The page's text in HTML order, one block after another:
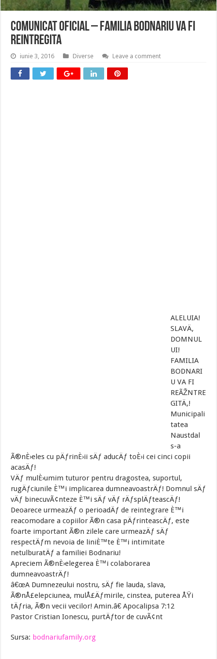
Comunicat Oficial – Familia Bodnariu va fi
reintregita
iunie 3, 2016 Diverse Leave a comment
ALELUIA!
SLAVÄ‚
DOMNUL
UI!
FAMILIA
BODNARI
U VA FI
REÃŽNTRE
GITÄ‚!
Municipali
tatea
Naustdal
s-a
Ã®nÈ›eles cu pÄƒrinÈ›ii sÄƒ aducÄƒ toÈ›i cei cinci copii
acasÄƒ!
VÄƒ mulÈ›umim tuturor pentru dragostea, suportul,
rugÄƒciunile È™i implicarea dumneavoastrÄƒ! Domnul sÄƒ
vÄƒ binecuvÃ¢nteze È™i sÄƒ vÄƒ rÄƒsplÄƒteascÄƒ!
Deoarece urmeazÄƒ o perioadÄƒ de reintegrare È™i
reacomodare a copiilor Ã®n casa pÄƒrinteascÄƒ, este
foarte important Ã®n zilele care urmeazÄƒ sÄƒ
respectÄƒm nevoia de liniÈ™te È™i intimitate
netulburatÄƒ a familiei Bodnariu!
Apreciem Ã®nÈ›elegerea È™i colaborarea
dumneavoastrÄƒ!
â€œA Dumnezeului nostru, sÄƒ fie lauda, slava,
Ã®nÅ£elepciunea, mulÅ£Äƒmirile, cinstea, puterea ÅŸi
tÄƒria, Ã®n vecii vecilor! Amin.â€ Apocalipsa 7:12
Pastor Cristian Ionescu, purtÄƒtor de cuvÃ¢nt
Sursa: bodnariufamily.org